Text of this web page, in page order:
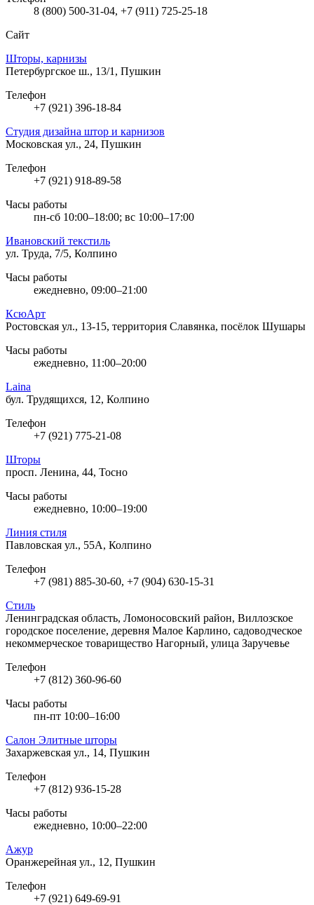
8 (800) 500-31-04, +7 (911) 725-25-18
Сайт
Шторы, карнизы
Петербургское ш., 13/1, Пушкин
Телефон
+7 (921) 396-18-84
Студия дизайна штор и карнизов
Московская ул., 24, Пушкин
Телефон
+7 (921) 918-89-58
Часы работы
пн-сб 10:00–18:00; вс 10:00–17:00
Ивановский текстиль
ул. Труда, 7/5, Колпино
Часы работы
ежедневно, 09:00–21:00
КсюАрт
Ростовская ул., 13-15, территория Славянка, посёлок Шушары
Часы работы
ежедневно, 11:00–20:00
Laina
бул. Трудящихся, 12, Колпино
Телефон
+7 (921) 775-21-08
Шторы
просп. Ленина, 44, Тосно
Часы работы
ежедневно, 10:00–19:00
Линия стиля
Павловская ул., 55А, Колпино
Телефон
+7 (981) 885-30-60, +7 (904) 630-15-31
Стиль
Ленинградская область, Ломоносовский район, Виллозское
городское поселение, деревня Малое Карлино, садоводческое
некоммерческое товарищество Нагорный, улица Заручевье
Телефон
+7 (812) 360-96-60
Часы работы
пн-пт 10:00–16:00
Салон Элитные шторы
Захаржевская ул., 14, Пушкин
Телефон
+7 (812) 936-15-28
Часы работы
ежедневно, 10:00–22:00
Ажур
Оранжерейная ул., 12, Пушкин
Телефон
+7 (921) 649-69-91